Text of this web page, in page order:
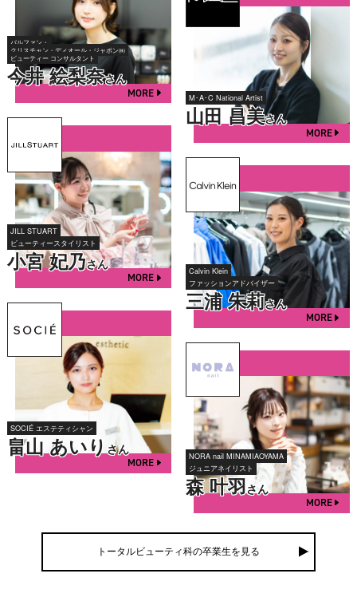
パルファン・
クリスチャン・ディオール・ジャポン㈱
ビューティー コンサルタント
今井 絵梨奈さん
MORE M･A･C National Artist
山田 昌美さん
MORE
JILL STUART
ビューティースタイリスト
小宮 妃乃さん
MORE
Calvin Klein
ファッションアドバイザー
三浦 朱莉さん
MORE
SOCIÉ エステティシャン
畠山 あいり さん
MORE
NORA nail MINAMIAOYAMA
ジュニアネイリスト
森 叶羽さん
MORE
トータルビューティ科の卒業生を見る